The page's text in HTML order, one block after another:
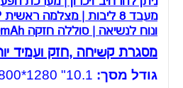
ונוח לנשיאה | סוללה חזקה 5100mAh
מסגרת קשיחה ,חזק ועמיד
גודל מסך: